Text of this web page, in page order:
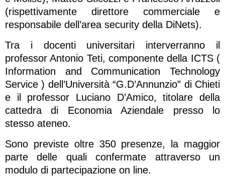
(rispettivamente direttore commerciale e
responsabile dell’area security della DiNets).
Tra i docenti universitari interverranno il
professor Antonio Teti, componente della ICTS (
Information and Communication Technology
Service ) dell’Università “G.D’Annunzio” di Chieti
e il professor Luciano D’Amico, titolare della
cattedra di Economia Aziendale presso lo
stesso ateneo.
Sono previste oltre 350 presenze, la maggior
parte delle quali confermate attraverso un
modulo di partecipazione on line.